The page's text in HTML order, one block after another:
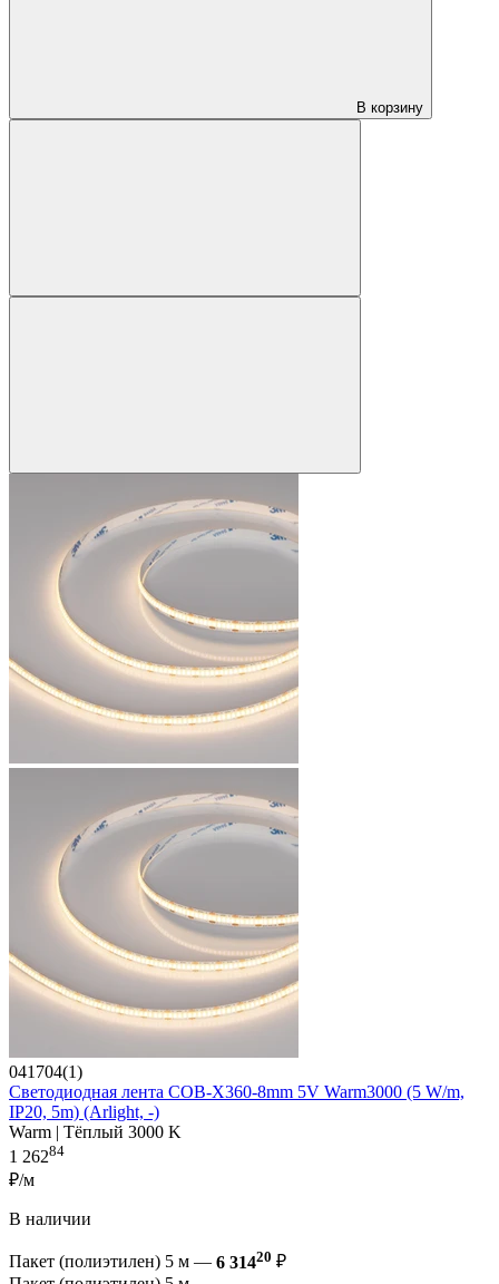
В корзину
041704(1)
Светодиодная лента COB-X360-8mm 5V Warm3000 (5 W/m,
IP20, 5m) (Arlight, -)
Warm | Тёплый 3000 K
1 26284
₽/м
В наличии
Пакет (полиэтилен) 5 м — 6 31420 ₽